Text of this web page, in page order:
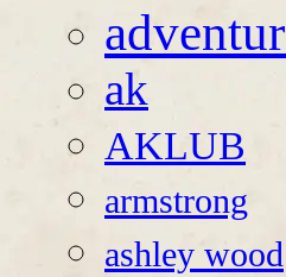
ak
AKLUB
armstrong
ashley wood